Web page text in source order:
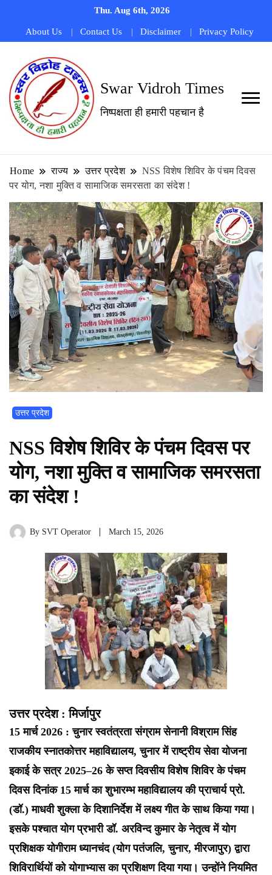
Thu. Aug 6th, 2026
About Us Contact Us Disclaimer Privacy Policy
Swar Vidroh Times
निष्पक्षता ही हमारी पहचान है
Home राज्य उत्तर प्रदेश
NSS विशेष शिविर के पंचम दिवस
पर योग, नशा मुक्ति व सामाजिक समरसता का संदेश !
उत्तर प्रदेश
NSS विशेष शिविर के पंचम दिवस पर
योग, नशा मुक्ति व सामाजिक समरसता
का संदेश !
By SVT Operator March 15, 2026
उत्तर प्रदेश : मिर्जापुर
15 मार्च 2026 : चुनार स्वतंत्रता संग्राम सेनानी विश्राम सिंह
राजकीय स्नातकोत्तर महाविद्यालय, चुनार में राष्ट्रीय सेवा योजना
इकाई के सत्र 2025–26 के सप्त दिवसीय विशेष शिविर के पंचम
दिवस दिनांक 15 मार्च का शुभारम्भ महाविद्यालय की प्राचार्य प्रो.
(डॉ.) माधवी शुक्ला के दिशानिर्देश में लक्ष्य गीत के साथ किया गया।
इसके पश्चात योग प्रभारी डॉ. अरविन्द कुमार के नेतृत्व में योग
प्रशिक्षक योगीराम ध्यानचंद (योग पतंजलि, चुनार, मीरजापुर) द्वारा
शिविरार्थियों को योगाभ्यास का प्रशिक्षण दिया गया। उन्होंने नियमित